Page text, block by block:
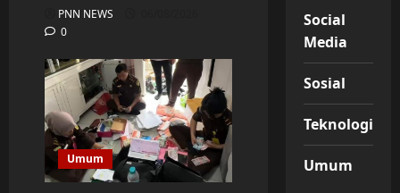
PNN NEWS
0
Umum
Social
Media
Sosial
Teknologi
Umum